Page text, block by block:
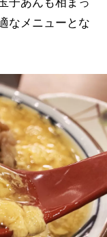
なメニューとな